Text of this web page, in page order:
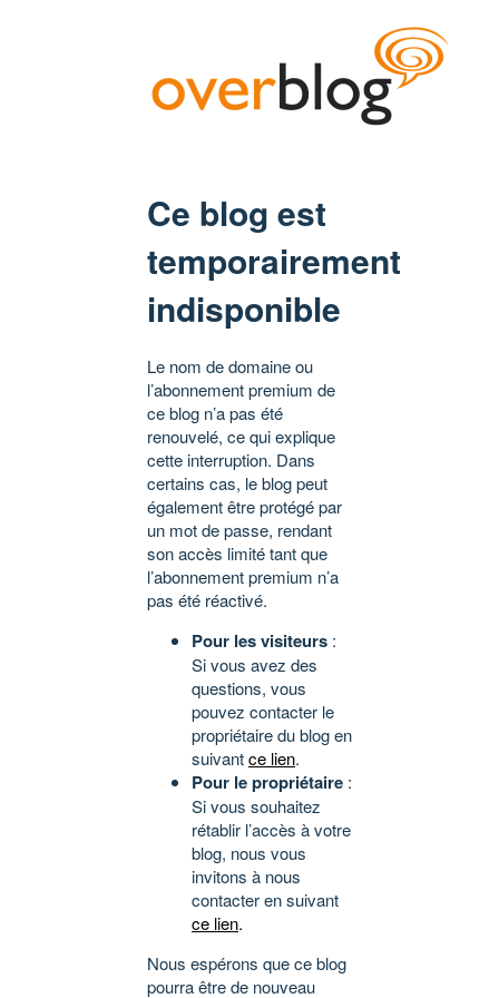
Ce blog est
temporairement
indisponible
Le nom de domaine ou
l’abonnement premium de
ce blog n’a pas été
renouvelé, ce qui explique
cette interruption. Dans
certains cas, le blog peut
également être protégé par
un mot de passe, rendant
son accès limité tant que
l’abonnement premium n’a
pas été réactivé.
Pour les visiteurs :
Si vous avez des
questions, vous
pouvez contacter le
propriétaire du blog en
suivantce lien.
Pour le propriétaire :
Si vous souhaitez
rétablir l’accès à votre
blog, nous vous
invitons à nous
contacter en suivant
ce lien.
Nous espérons que ce blog
pourra être de nouveau